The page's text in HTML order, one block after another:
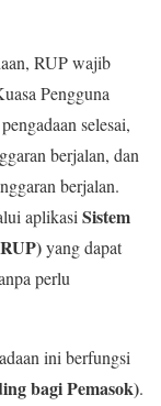
RUP wajib
Pengguna
selesai,
berjalan, dan
berjalan.
aplikasiSistem
yang dapat
perlu
ini berfungsi
bagi Pemasok).